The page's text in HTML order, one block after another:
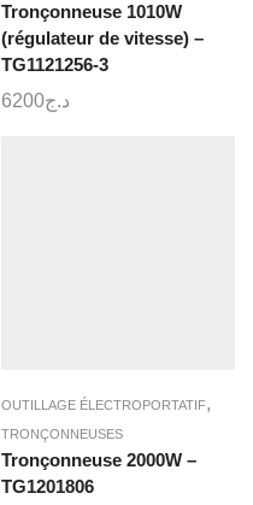
Tronçonneuse 1010W
(régulateur de vitesse) –
TG1121256-3
د.ج6200
OUTILLAGE ÉLECTROPORTATIF,
TRONÇONNEUSES
Tronçonneuse 2000W –
TG1201806